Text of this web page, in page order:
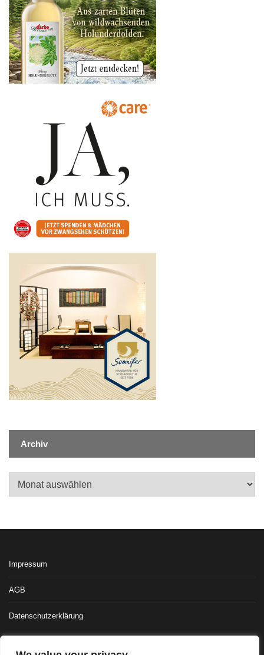
Archiv
Impressum
AGB
Datenschutzerklärung